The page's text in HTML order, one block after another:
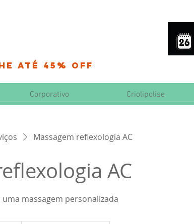
até 45% OFF
Corporativo Criolipolise
Massagem reflexologia AC
AC
massagem personalizada